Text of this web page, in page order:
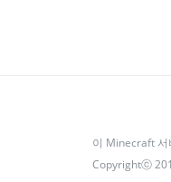
이 Minecraft 서
Copyrightⓒ